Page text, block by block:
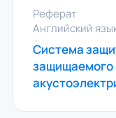
Реферат
Английский
Система
защищаемого